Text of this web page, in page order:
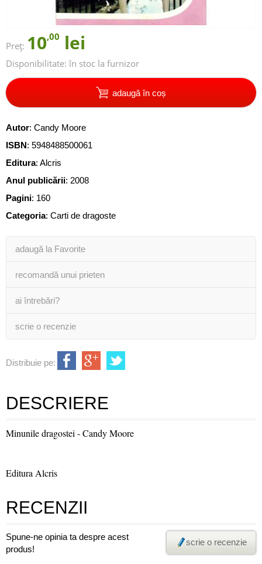
Preț: 10,00 lei
Disponibilitate: în stoc la furnizor
adaugă în coș
Autor: Candy Moore
ISBN: 5948488500061
Editura: Alcris
Anul publicării: 2008
Pagini: 160
Categoria: Carti de dragoste
adaugă la Favorite
recomandă unui prieten
ai întrebări?
scrie o recenzie
Distribuie pe:
DESCRIERE
Minunile dragostei - Candy Moore
Editura Alcris
RECENZII
Spune-ne opinia ta despre acest
produs!
scrie o recenzie